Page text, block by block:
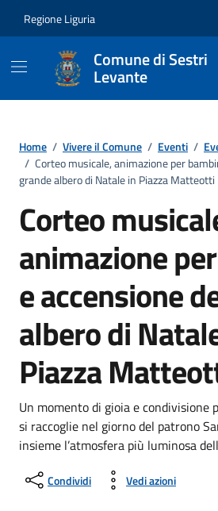
Regione Liguria
Comune di Sestri
Levante
Home / Vivere il Comune / Eventi /
/ Corteo musicale, animazione per
grande albero di Natale in Piazza Matteotti
Corteo
animazione
e accensione
albero di
Piazza
Un momento di gioia e
si raccoglie nel giorno del patrono
insieme l’atmosfera più luminosa
Condividi Vedi azioni